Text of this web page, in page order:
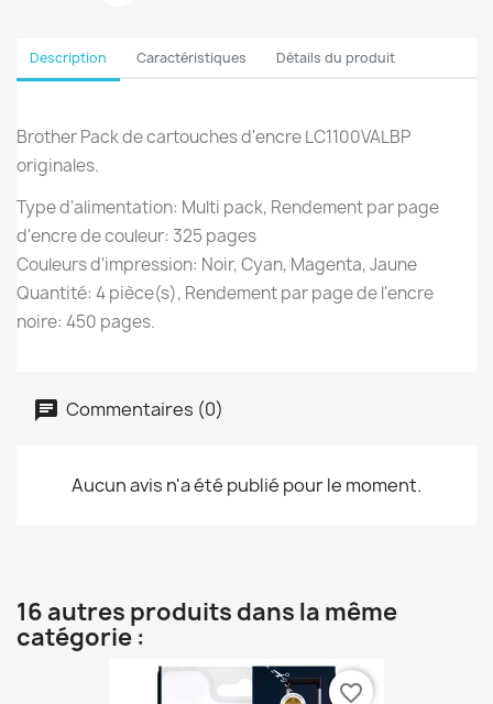
Description Caractéristiques Détails du produit
Brother Pack de cartouches d'encre LC1100VALBP
originales.
Type d'alimentation: Multi pack, Rendement par page
d'encre de couleur: 325 pages
Couleurs d'impression: Noir, Cyan, Magenta, Jaune
Quantité: 4 pièce(s), Rendement par page de l'encre
noire: 450 pages.
Commentaires (0)
Aucun avis n'a été publié pour le moment.
16 autres produits dans la même
catégorie :
favorite_border